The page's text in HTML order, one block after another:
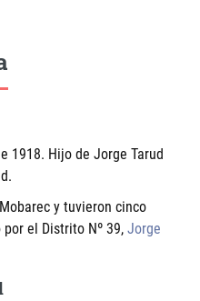
1918. Hijo de Jorge Tarud
y tuvieron cinco
el Distrito Nº 39, Jorge